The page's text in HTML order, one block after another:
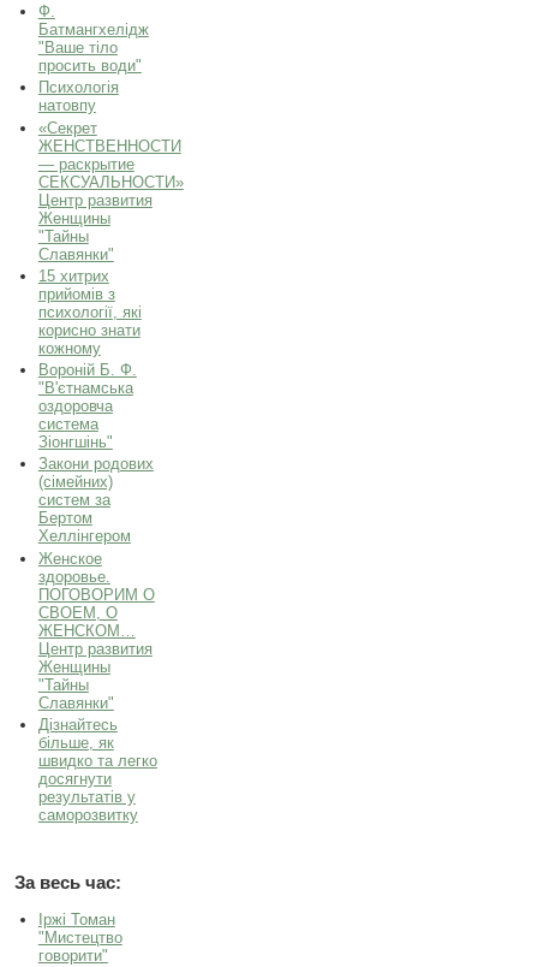
Ф.
Батмангхелідж
"Ваше тіло
просить води"
Психологія
натовпу
«Секрет
ЖЕНСТВЕННОСТИ
— раскрытие
СЕКСУАЛЬНОСТИ»
Центр развития
Женщины
"Тайны
Славянки"
15 хитрих
прийомів з
психології, які
корисно знати
кожному
Вороній Б. Ф.
"В'єтнамська
оздоровча
система
Зіонгшінь"
Закони родових
(сімейних)
систем за
Бертом
Хеллінгером
Женское
здоровье.
ПОГОВОРИМ О
СВОЕМ, О
ЖЕНСКОМ…
Центр развития
Женщины
"Тайны
Славянки"
Дізнайтесь
більше, як
швидко та легко
досягнути
результатів у
саморозвитку
За весь час:
Іржі Томан
"Мистецтво
говорити"